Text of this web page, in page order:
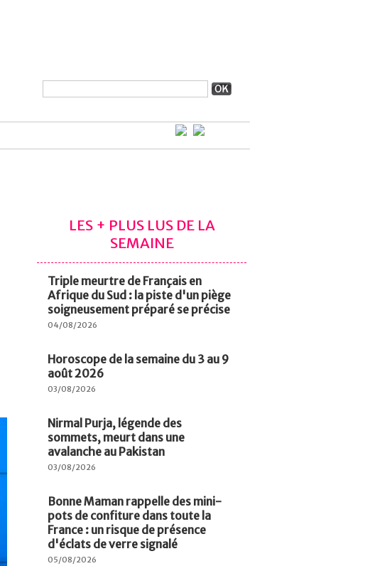
LES + PLUS LUS DE LA
SEMAINE
Triple meurtre de Français en
Afrique du Sud : la piste d'un piège
soigneusement préparé se précise
04/08/2026
Horoscope de la semaine du 3 au 9
août 2026
03/08/2026
Nirmal Purja, légende des
sommets, meurt dans une
avalanche au Pakistan
03/08/2026
Bonne Maman rappelle des mini-
pots de confiture dans toute la
France : un risque de présence
d'éclats de verre signalé
05/08/2026